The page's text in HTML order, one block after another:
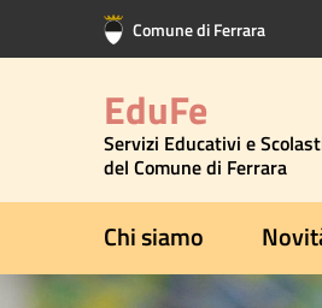
Vai al contenuto principale
Vai al footer Comune di Ferrara
EduFe
Servizi Educativi e
del Comune di Ferrara
Chi siamo